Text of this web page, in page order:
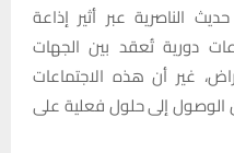
الناصرية عبر أثير إذاعة
دورية تُعقد بين الجهات
غير أن هذه الاجتماعات
إلى حلول فعلية على